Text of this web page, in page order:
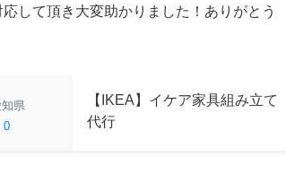
して頂き大変助かりました！ありがとう
県
0
【IKEA】イケア家具組み立て
代行